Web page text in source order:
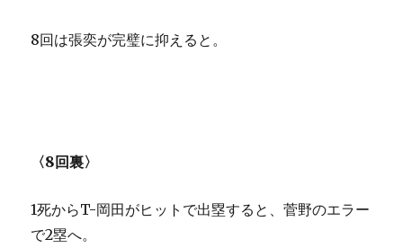
8回は張奕が完璧に抑えると。
〈8回裏〉
1死からT-岡田がヒットで出塁すると、菅野のエラー
で2塁へ。